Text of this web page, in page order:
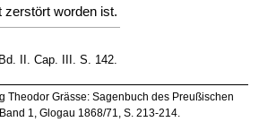
zerstört worden ist.
II. Cap. III. S. 142.
Theodor Grässe: Sagenbuch des Preußischen
1, Glogau 1868/71, S. 213-214.